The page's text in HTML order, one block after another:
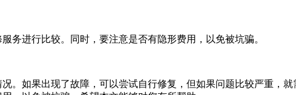
务进行比较。同时，要注意是否有隐形费用，以免被坑骗。
。如果出现了故障，可以尝试自行修复，但如果问题比较严重，